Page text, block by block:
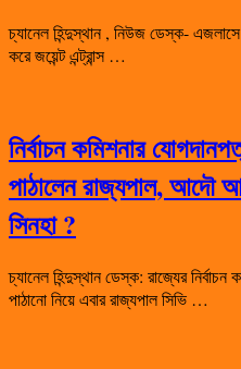
চ্যানেল হিন্দুস্থান , নিউজ ডেস্ক-
করে জয়েন্ট এন্ট্রান্স …
নির্বাচন কমিশনার
পাঠালেন রাজ্যপাল, আদৌ
সিনহা ?
চ্যানেল হিন্দুস্থান ডেস্ক: রাজ্যের
পাঠানো নিয়ে এবার রাজ্যপাল সিভি …